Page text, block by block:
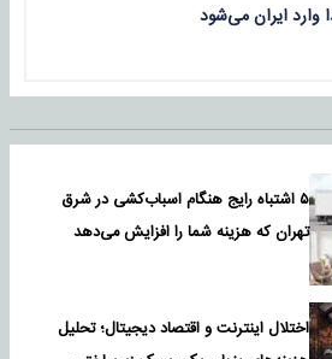
وارد ایران می‌شود
۵ اشتباه رایج هنگام اسباب‌کشی در شرق
تهران که هزینه شما را افزایش می‌دهد
اختلال اینترنت و اقتصاد دیجیتال؛ تحلیل